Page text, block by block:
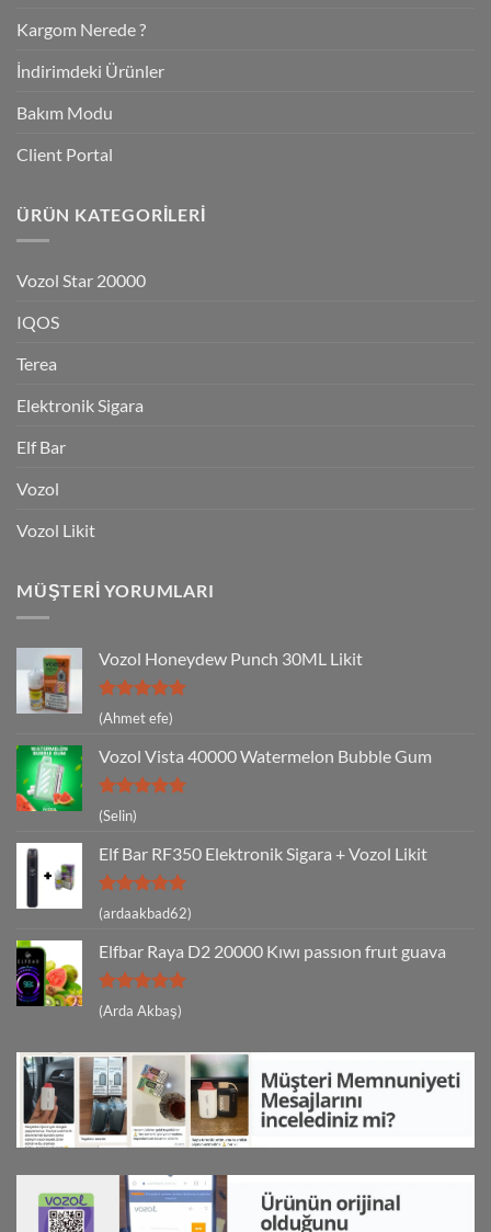
Kargom Nerede ?
İndirimdeki Ürünler
Bakım Modu
Client Portal
ÜRÜN KATEGORILERI
Vozol Star 20000
IQOS
Terea
Elektronik Sigara
Elf Bar
Vozol
Vozol Likit
MÜŞTERI YORUMLARI
Vozol Honeydew Punch 30ML Likit
5 üzerinden
5
(Ahmet efe)
Vozol Vista 40000 Watermelon Bubble Gum
5 üzerinden
5
oy aldı
(Selin)
Elf Bar RF350 Elektronik Sigara + Vozol Likit
5 üzerinden
5
(ardaakbad62)
Elfbar Raya D2 20000 Kıwı passıon fruıt guava
5 üzerinden
5
(Arda Akbaş)